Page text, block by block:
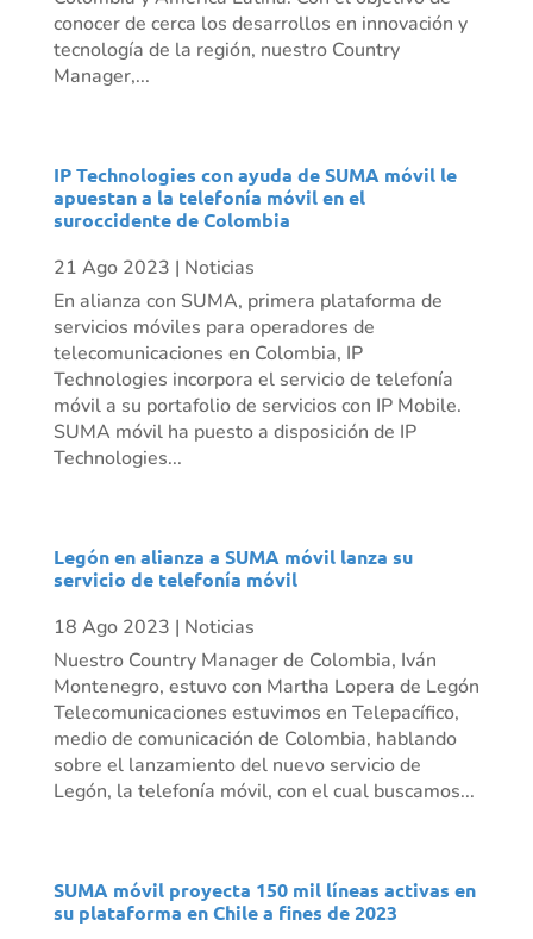
conocer de cerca los desarrollos en innovación y
tecnología de la región, nuestro Country
Manager,...
IP Technologies con ayuda de SUMA móvil le
apuestan a la telefonía móvil en el
suroccidente de Colombia
21 Ago 2023 | Noticias
En alianza con SUMA, primera plataforma de
servicios móviles para operadores de
telecomunicaciones en Colombia, IP
Technologies incorpora el servicio de telefonía
móvil a su portafolio de servicios con IP Mobile.
SUMA móvil ha puesto a disposición de IP
Technologies...
Legón en alianza a SUMA móvil lanza su
servicio de telefonía móvil
18 Ago 2023 | Noticias
Nuestro Country Manager de Colombia, Iván
Montenegro, estuvo con Martha Lopera de Legón
Telecomunicaciones estuvimos en Telepacífico,
medio de comunicación de Colombia, hablando
sobre el lanzamiento del nuevo servicio de
Legón, la telefonía móvil, con el cual buscamos...
SUMA móvil proyecta 150 mil líneas activas en
su plataforma en Chile a fines de 2023